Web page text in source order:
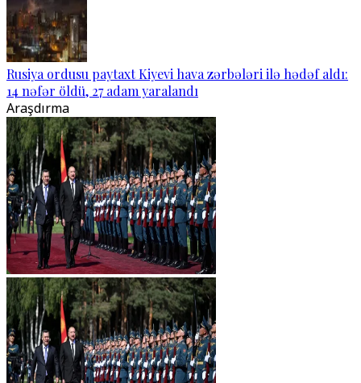
Rusiya ordusu paytaxt Kiyevi hava zərbələri ilə hədəf aldı:
14 nəfər öldü, 27 adam yaralandı
Araşdırma